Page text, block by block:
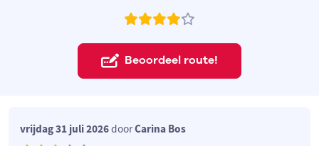
Beoordeel route!
vrijdag 31 juli 2026doorCarina Bos